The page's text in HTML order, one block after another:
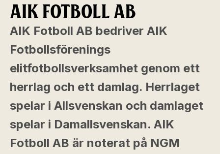
AIK FOTBOLL AB
AIK Fotboll AB bedriver AIK
Fotbollsförenings
elitfotbollsverksamhet genom ett
herrlag och ett damlag. Herrlaget
spelar i Allsvenskan och damlaget
spelar i Damallsvenskan. AIK
Fotboll AB är noterat på NGM